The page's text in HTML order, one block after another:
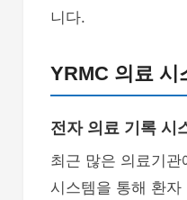
니다.
YRMC 의료 시
전자 의료 기록 시
최근 많은 의료기
시스템을 통해 환자